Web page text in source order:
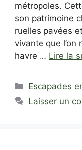
métropoles.
son patrimoine
ruelles pavées
vivante que l’on
havre … Lire la
Catégories
Escapades
Laisser un